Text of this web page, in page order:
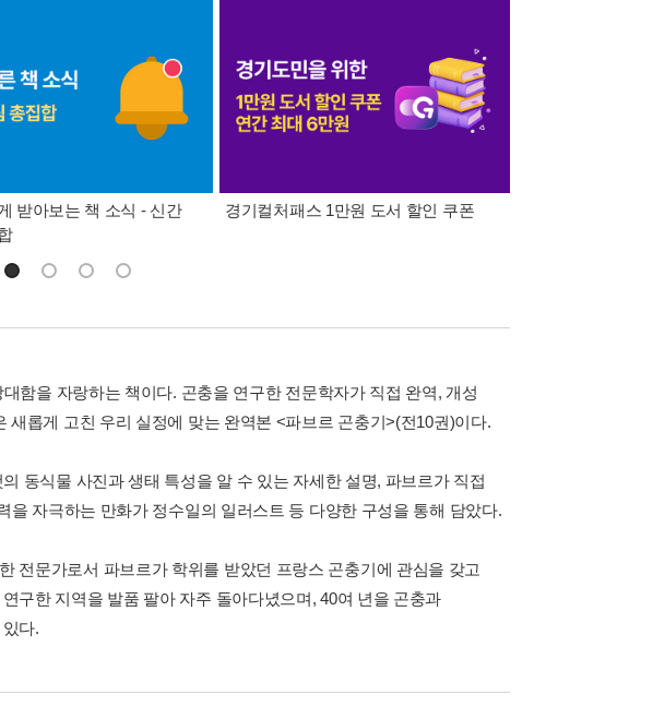
받아보는 책 소식 - 신간
경기컬처패스 1만원 도서 할인 쿠폰
함을 자랑하는 책이다. 곤충을 연구한 전문학자가 직접 완역, 개성
롭게 고친 우리 실정에 맞는 완역본 <파브르 곤충기>(전10권)이다.
동식물 사진과 생태 특성을 알 수 있는 자세한 설명, 파브르가 직접
을 자극하는 만화가 정수일의 일러스트 등 다양한 구성을 통해 담았다.
전문가로서 파브르가 학위를 받았던 프랑스 곤충기에 관심을 갖고
구한 지역을 발품 팔아 자주 돌아다녔으며, 40여 년을 곤충과
다.